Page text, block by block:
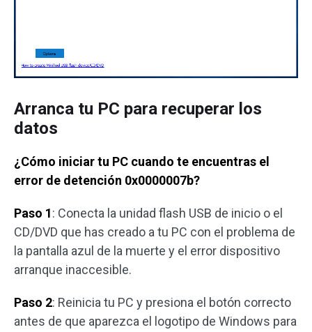
Arranca tu PC para recuperar los
datos
¿Cómo iniciar tu PC cuando te encuentras el
error de detención 0x0000007b?
Paso 1: Conecta la unidad flash USB de inicio o el
CD/DVD que has creado a tu PC con el problema de
la pantalla azul de la muerte y el error dispositivo
arranque inaccesible.
Paso 2: Reinicia tu PC y presiona el botón correcto
antes de que aparezca el logotipo de Windows para